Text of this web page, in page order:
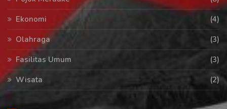
Ekonomi
(4)
Olahraga
(3)
Fasilitas Umum
(3)
Wisata
(2)